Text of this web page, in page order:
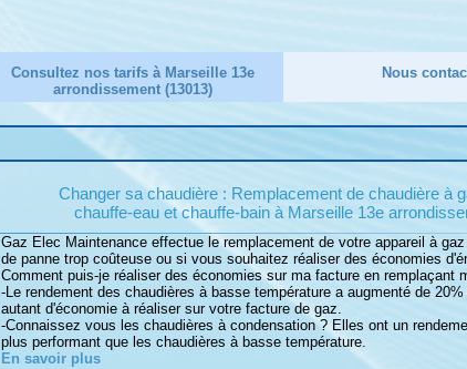
Consultez nos tarifs à Marseille 13e
arrondissement (13013)
Nous
Changer sa chaudière : Remplacement de chaudière à
chauffe-eau et chauffe-bain à Marseille 13e
Gaz Elec Maintenance effectue le remplacement de votre appareil à
de panne trop coûteuse ou si vous souhaitez réaliser des économies
Comment puis-je réaliser des économies sur ma facture en remplaçant
-Le rendement des chaudières à basse température a augmenté de
autant d'économie à réaliser sur votre facture de gaz.
-Connaissez vous les chaudières à condensation ? Elles ont un
plus performant que les chaudières à basse température.
En savoir plus